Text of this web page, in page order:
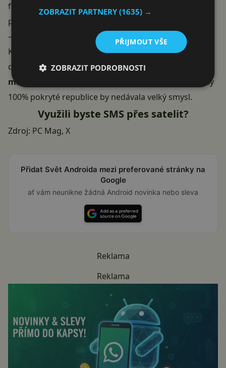
feature keeps you connected when you need it most.
pic.twitter.com/cqNhzq08N1
— Skylo (@SkyloTech)
January 22, 2025
Kdy bude služba dostupná u nás, není známo. Na
druhou stranu tatoslužba je určena do rozsáhlých
míst bez pokrytí bežným signálem
a v naší prakticky
100% pokryté republice by nedávala velký smysl.
Využili byste SMS přes satelit?
Zdroj: PC Mag, X
Přidat Svět Androida mezi preferované stránky na
Google
ať vám neunikne žádná Android novinka nebo sleva
Reklama
Reklama
ZOBRAZIT PARTNERY(1635) →
PŘIJMOUT VŠE
ZOBRAZIT PODROBNOSTI